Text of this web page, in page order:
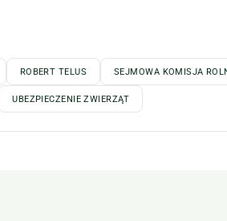
ROBERT TELUS SEJMOWA KOMISJA
UBEZPIECZENIE ZWIERZĄT